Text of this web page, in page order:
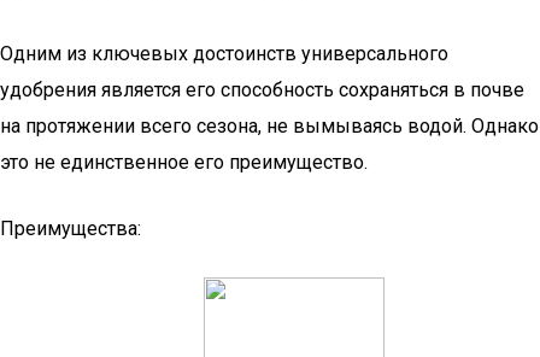
Одним из ключевых достоинств универсального
удобрения является его способность сохраняться в почве
на протяжении всего сезона, не вымываясь водой. Однако
это не единственное его преимущество.
Преимущества: